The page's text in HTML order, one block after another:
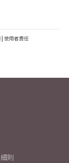
| 使用者責任
則